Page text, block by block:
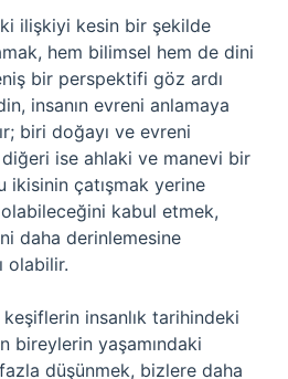
ilişkiyi kesin bir şekilde
hem bilimsel hem de dini
bir perspektifi göz ardı
insanın evreni anlamaya
biri doğayı ve evreni
ise ahlaki ve manevi bir
ikisinin çatışmak yerine
kabul etmek,
daha derinlemesine
olabilir.
insanlık tarihindeki
bireylerin yaşamındaki
düşünmek, bizlere daha